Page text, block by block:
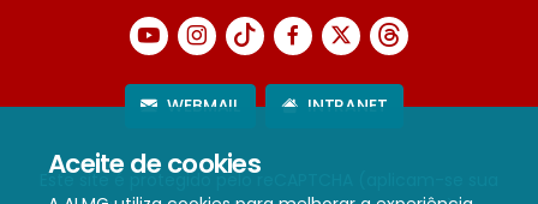
Aceite de cookies
WEBMAIL INTRANET
Este site é protegido pelo reCAPTCHA (aplicam-se sua